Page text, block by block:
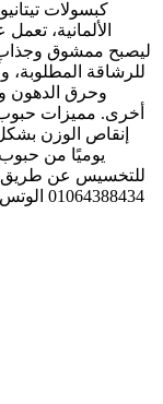
كبسولات
الألمانية،
ليصبح ممشوق
للرشاقة المطلوبة،
وحرق الدهون
أخرى. مميزات
إنقاص الوزن
يوميًا من
للتخسيس عن طريق